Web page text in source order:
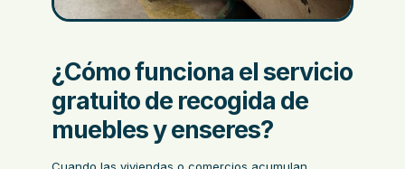
¿Cómo funciona el servicio
gratuito de recogida de
muebles y enseres?
Cuando las viviendas o comercios acumulan